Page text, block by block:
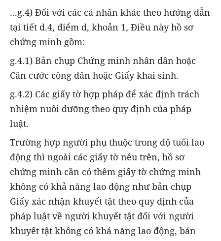
...g.4) Đối với các cá nhân khác theo hướng dẫn
tại tiết d.4, điểm d, khoản 1, Điều này hồ sơ
chứng minh gồm:
g.4.1) Bản chụp Chứng minh nhân dân hoặc
Căn cước công dân hoặc Giấy khai sinh.
g.4.2) Các giấy tờ hợp pháp để xác định trách
nhiệm nuôi dưỡng theo quy định của pháp
luật.
Trường hợp người phụ thuộc trong độ tuổi lao
động thì ngoài các giấy tờ nêu trên, hồ sơ
chứng minh cần có thêm giấy tờ chứng minh
không có khả năng lao động như bản chụp
Giấy xác nhận khuyết tật theo quy định của
pháp luật về người khuyết tật đối với người
khuyết tật không có khả năng lao động, bản